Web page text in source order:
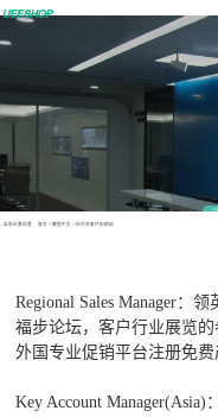
公
当前位置位置： 首页 > 营销干货> 找外贸客户的网站
Regional Sales Manager：
福步论坛，客户行业展览
外国专业促销平台注册免费
Key Account